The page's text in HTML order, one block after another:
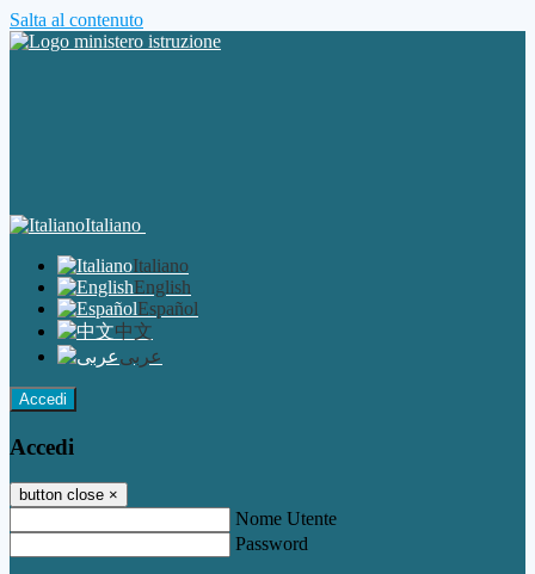
Salta al contenuto
Italiano
Italiano
English
Español
中文
عربى
Accedi
Accedi
button close ×
Nome Utente
Password